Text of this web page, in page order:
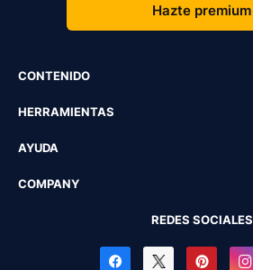
Hazte premium
CONTENIDO
HERRAMIENTAS
AYUDA
COMPANY
REDES SOCIALES